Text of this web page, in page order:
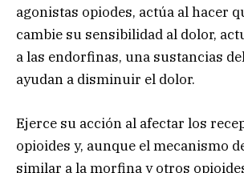
agonistas opiodes, actúa al hacer
cambie su sensibilidad al dolor,
a las endorfinas, una sustancias
ayudan a disminuir el dolor.
Ejerce su acción al afectar los
opioides y, aunque el mecanismo
similar a la morfina y otros